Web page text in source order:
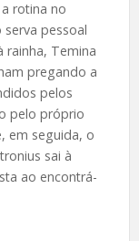
rotina no
pessoal
rainha, Temina
pregando a
pelos
pelo próprio
em seguida, o
sai à
ao encontrá-